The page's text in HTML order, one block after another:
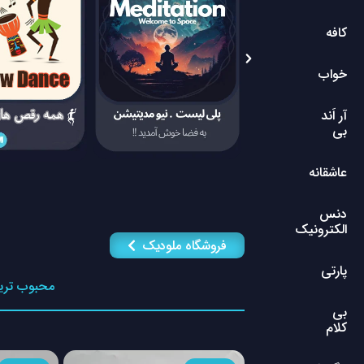
کافه
خواب
آر اَند
بی
عاشقانه
دنس
الکترونیک
پارتی
بی
کلام
فروشگاه ملودیک
محبوب